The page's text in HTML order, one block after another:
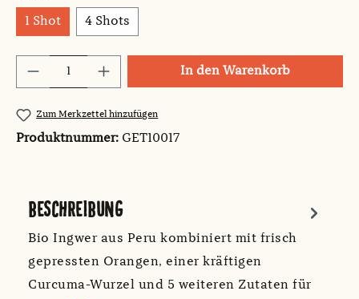
1 Shot 4 Shots
Produkt Anzahl: Gib den gewünschten
In den Warenkorb
Zum Merkzettel hinzufügen
Produktnummer: GET10017
BESCHREIBUNG
Bio Ingwer aus Peru kombiniert mit frisch
gepressten Orangen, einer kräftigen
Curcuma-Wurzel und 5 weiteren Zutaten für